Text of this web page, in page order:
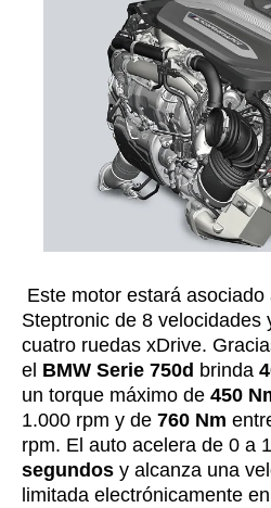
Este motor estará
Steptronic de 8 velocidades
cuatro ruedas xDrive.
el BMW Serie 750d brinda
un torque máximo de 450
1.000 rpm y de 760 Nm
rpm. El auto acelera de 0 a
segundos y alcanza una
limitada electrónicamente en